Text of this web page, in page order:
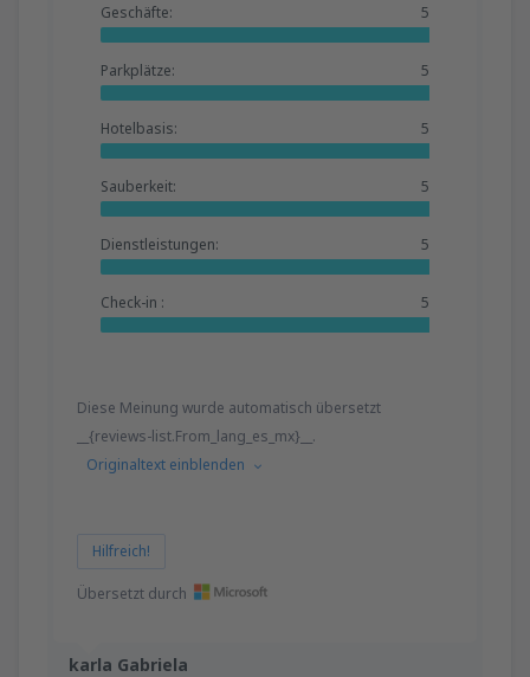
karla Gabriela
Geschäfte: 5
Parkplätze: 5
Hotelbasis: 5
Sauberkeit: 5
Dienstleistungen: 5
Check-in : 5
Diese Meinung wurde automatisch übersetzt
__{reviews-list.From_lang_es_mx}__.
Originaltext einblenden
Hilfreich!
Übersetzt durch